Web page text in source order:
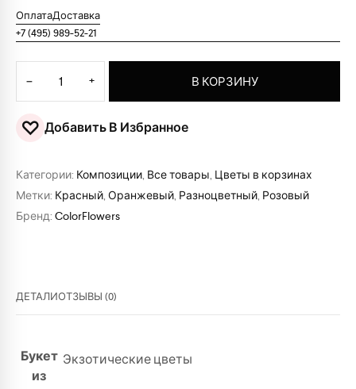
ОплатаДоставка
+7 (495) 989-52-21
− + В КОРЗИНУ
♡ Добавить В Избранное
Категории: Композиции, Все товары, Цветы в корзинах
Метки: Красный, Оранжевый, Разноцветный, Розовый
Бренд: ColorFlowers
ДЕТАЛИОТЗЫВЫ (0)
Букет
из
Экзотические цветы